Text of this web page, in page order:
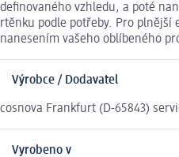
definovaného vzhledu, a poté
rtěnku podle potřeby. Pro plnější
nanesením vašeho oblíbeného
Výrobce / Dodavatel
cosnova Frankfurt (D-65843)
Vyrobeno v